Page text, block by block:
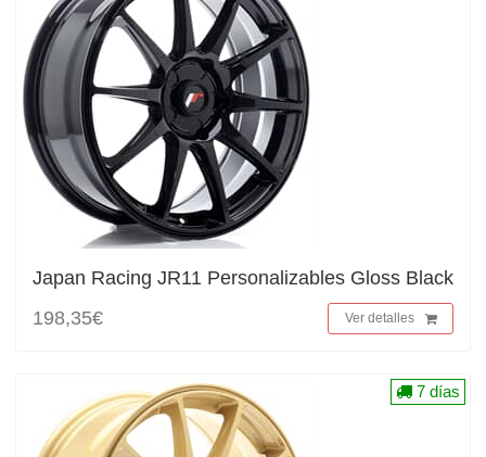
Japan Racing JR11 Personalizables Gloss Black
198,35€
Ver detalles
7 días